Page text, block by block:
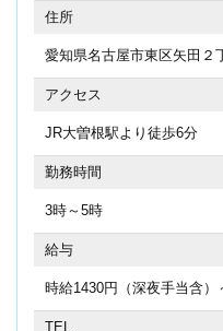
住所
愛知県名古屋市東区矢田
アクセス
JR大曽根駅より徒歩6分
勤務時間
3時～5時
給与
時給1430円（深夜手当含）
TEL